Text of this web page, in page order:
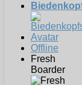
Offline
Fresh
Boarder